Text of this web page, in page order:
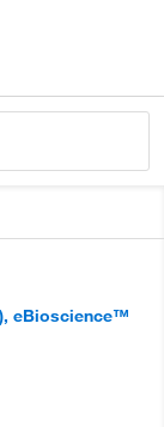
eBioscience™